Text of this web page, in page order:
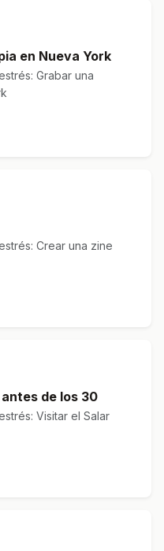
en Nueva York
Grabar una
Crear una zine
de los 30
Visitar el Salar